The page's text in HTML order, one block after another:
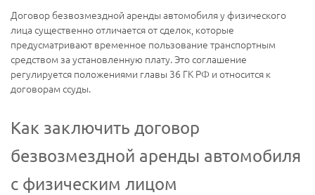
Договор безвозмездной аренды автомобиля у физического
лица существенно отличается от сделок, которые
предусматривают временное пользование транспортным
средством за установленную плату. Это соглашение
регулируется положениями главы 36 ГК РФ и относится к
договорам ссуды.
Как заключить договор
безвозмездной аренды автомобиля
с физическим лицом